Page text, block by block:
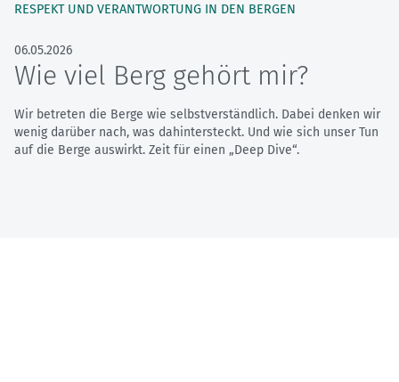
RESPEKT UND VERANTWORTUNG IN DEN BERGEN
06.05.2026
Wie viel Berg gehört mir?
Wir betreten die Berge wie selbstverständlich. Dabei denken wir
wenig darüber nach, was dahintersteckt. Und wie sich unser Tun
auf die Berge auswirkt. Zeit für einen „Deep Dive“.